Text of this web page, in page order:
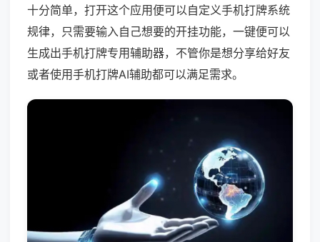
十分简单，打开这个应用便可以自定义手机打牌系统
规律，只需要输入自己想要的开挂功能，一键便可以
生成出手机打牌专用辅助器，不管你是想分享给好友
或者使用手机打牌AI辅助都可以满足需求。